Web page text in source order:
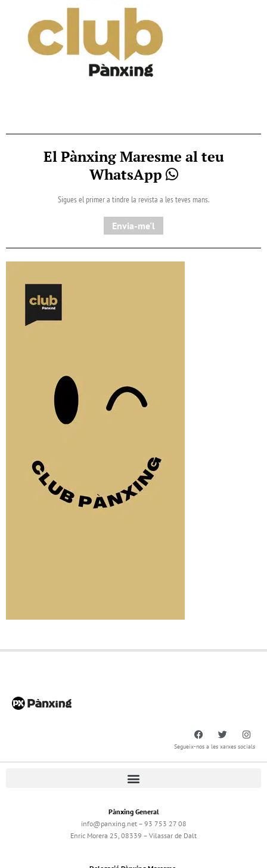
El Pànxing Maresme al teu
WhatsApp
Sigues el primer a tindre la revista a les teves mans.
Envia-me'l
Segueix-nos a les xarxes socials
Pànxing General
info@panxing.net – 93 753 27 08
Enric Morera 25, 08339 – Vilassar de Dalt